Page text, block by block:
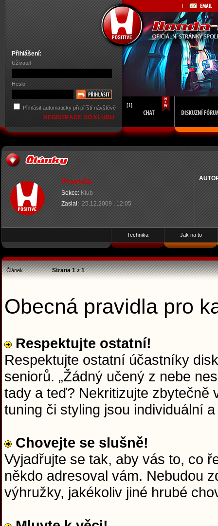
Přihlášení:
Uživatel
Heslo
Přihlásit automaticky při příští návštěvě
REGISTRACE DO KLUBU
[1]
Pravidla
Sekce: Klub
Zaslal: 25.12.2009 , 12:05
Technika Jak na to
Článek Strana1z1
Obecná pravidla pro
Respektujte ostatní!
Respektujte ostatní účastníky
seniorů. „Žádný učený z nebe
tady a teď? Nekritizujte zbytečně
tuning či styling jsou individuální
Chovejte se slušně!
Vyjadřujte se tak, aby vás to, co
někdo adresoval vám. Nebudou
výhružky, jakékoliv jiné hrubé